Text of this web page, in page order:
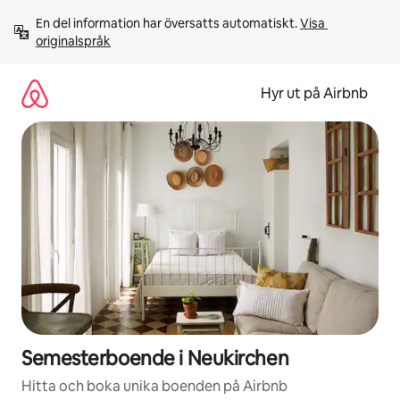
innehåll
En del information har översatts automatiskt. Visa
originalspråk
Hyr ut på Airbnb
Semesterboende i Neukirchen
Hitta och boka unika boenden på Airbnb